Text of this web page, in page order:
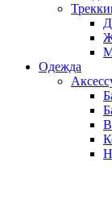
Одежда